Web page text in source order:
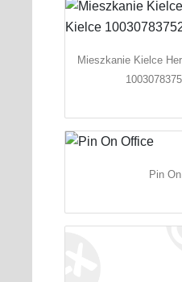
Mieszkanie Kielce
Pin